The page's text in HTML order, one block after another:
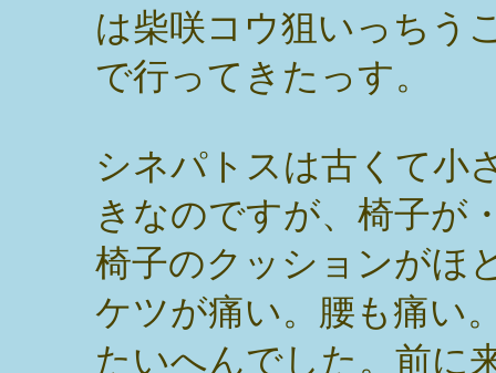
は柴咲コウ狙いっちう
で行ってきたっす。
シネパトスは古くて小
きなのですが、椅子が
椅子のクッションがほ
ケツが痛い。腰も痛い
たいへんでした。前に